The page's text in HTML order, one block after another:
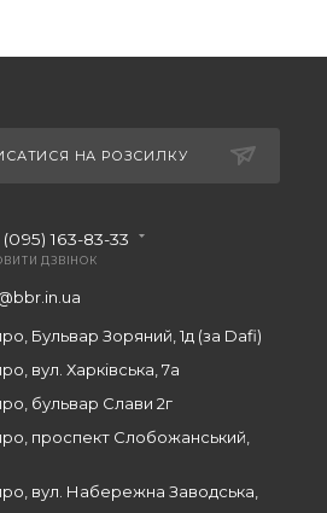
НА РОЗСИЛКУ
163-83-33
ДЗВІНОК
Бульвар Зоряний, 1д (за Dafi)
вул. Харківська, 7а
бульвар Слави 2г
проспект Слобожанський,
вул. Набережна Заводська,